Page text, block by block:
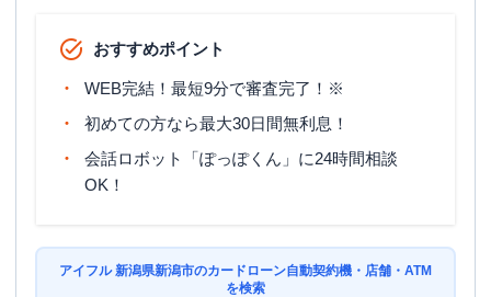
おすすめポイント
WEB完結！最短9分で審査完了！※
初めての方なら最大30日間無利息！
会話ロボット「ぽっぽくん」に24時間相談
OK！
アイフル 新潟県新潟市のカードローン自動契約機・店舗・ATM
を検索